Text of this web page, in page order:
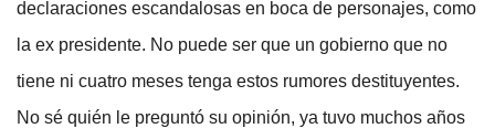
declaraciones escandalosas en boca de personajes, como
la ex presidente. No puede ser que un gobierno que no
tiene ni cuatro meses tenga estos rumores destituyentes.
No sé quién le preguntó su opinión, ya tuvo muchos años